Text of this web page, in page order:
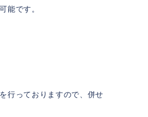
能です。
行っておりますので、併せ